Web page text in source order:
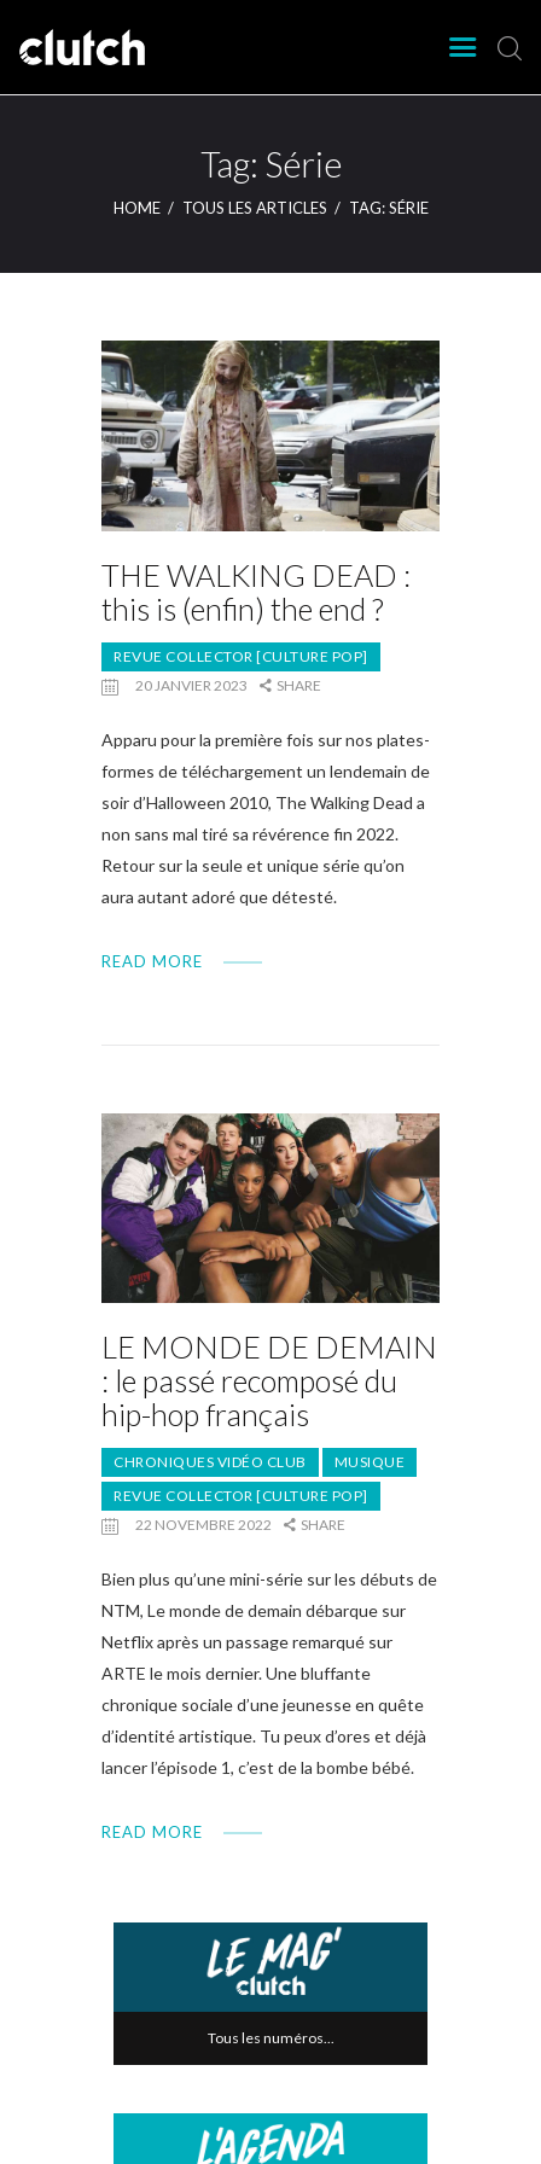
Tag: Série
HOME TOUS LES ARTICLES TAG: SÉRIE
Clutch Webzine
Nos éditions
Magazine
THE WALKING DEAD :
this is (enfin) the end ?
REVUE COLLECTOR [CULTURE POP]
20 JANVIER 2023
SHARE
Apparu pour la première fois sur nos plates-
formes de téléchargement un lendemain de
soir d’Halloween 2010, The Walking Dead a
non sans mal tiré sa révérence fin 2022.
Retour sur la seule et unique série qu’on
aura autant adoré que détesté.
READ MORE
LE MONDE DE DEMAIN
: le passé recomposé du
hip-hop français
CHRONIQUES VIDÉO CLUB
MUSIQUE
REVUE COLLECTOR [CULTURE POP]
22 NOVEMBRE 2022
SHARE
Bien plus qu’une mini-série sur les débuts de
NTM, Le monde de demain débarque sur
Netflix après un passage remarqué sur
ARTE le mois dernier. Une bluffante
chronique sociale d’une jeunesse en quête
d’identité artistique. Tu peux d’ores et déjà
lancer l’épisode 1, c’est de la bombe bébé.
READ MORE
Tous les numéros...